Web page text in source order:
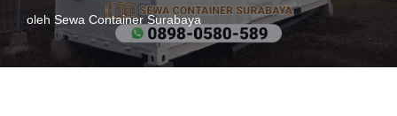
oleh Sewa Container Surabaya